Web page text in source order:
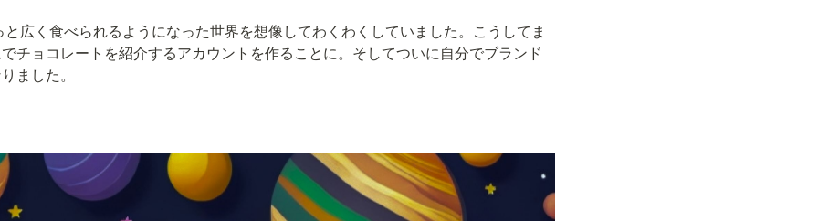
広く食べられるようになった世界を想像してわくわくしていました。こうしてま
チョコレートを紹介するアカウントを作ることに。そしてついに自分でブランド
ました。